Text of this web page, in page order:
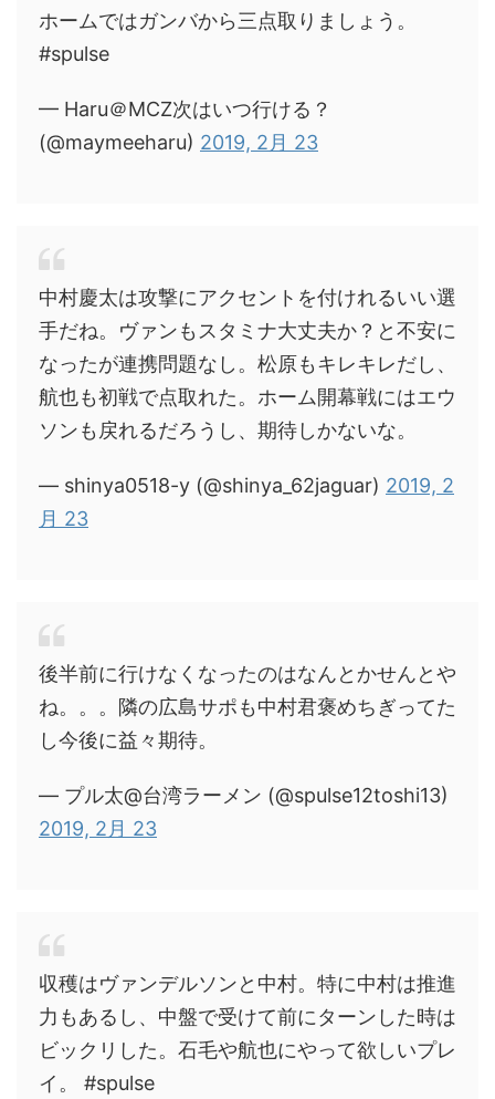
ホームではガンバから三点取りましょう。
#spulse
— Haru＠MCZ次はいつ行ける？
(@maymeeharu) 2019, 2月 23
中村慶太は攻撃にアクセントを付けれるいい選
手だね。ヴァンもスタミナ大丈夫か？と不安に
なったが連携問題なし。松原もキレキレだし、
航也も初戦で点取れた。ホーム開幕戦にはエウ
ソンも戻れるだろうし、期待しかないな。
— shinya0518-y (@shinya_62jaguar) 2019, 2
月 23
後半前に行けなくなったのはなんとかせんとや
ね。。。隣の広島サポも中村君褒めちぎってた
し今後に益々期待。
— プル太@台湾ラーメン (@spulse12toshi13)
2019, 2月 23
収穫はヴァンデルソンと中村。特に中村は推進
力もあるし、中盤で受けて前にターンした時は
ビックリした。石毛や航也にやって欲しいプレ
イ。 #spulse